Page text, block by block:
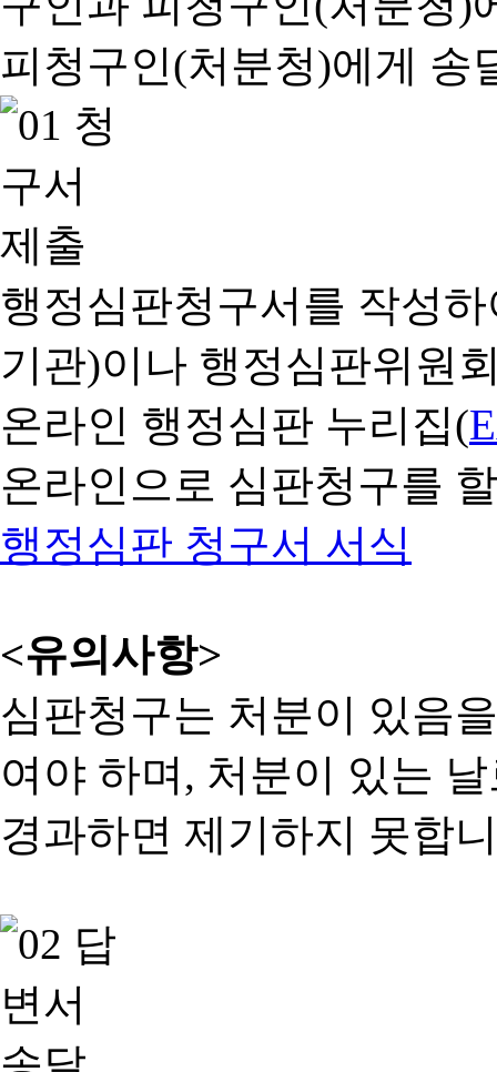
행정심판청구서를 작성
기관)이나 행정심판위원
온라인 행정심판 누리집(
온라인으로 심판청구를
행정심판 청구서 서식
<유의사항>
심판청구는 처분이 있음
여야 하며, 처분이 있는
경과하면 제기하지 못합